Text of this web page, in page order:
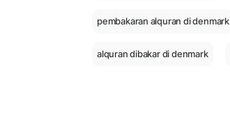
pembakaran alquran di denmark
alquran dibakar di denmark